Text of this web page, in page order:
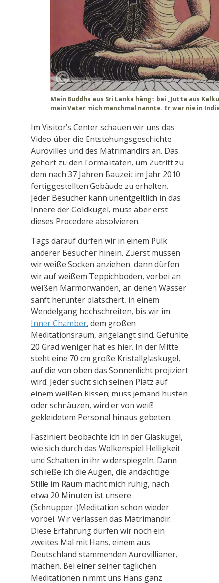
Mein Buddha aus Sri Lanka hängt bei „Jutta aus
mein Vater mich manchmal nannte. Er war nie in
Im Visitor’s Center schauen wir uns das
Video über die Entstehungsgeschichte
Aurovilles und des Matrimandirs an. Das
gehört zu den Formalitäten, um Zutritt zu
dem nach 37 Jahren Bauzeit im Jahr 2010
fertiggestellten Gebäude zu erhalten.
Jeder Besucher kann unentgeltlich in das
Innere der Goldkugel, muss aber erst
dieses Procedere absolvieren.
Tags darauf dürfen wir in einem Pulk
anderer Besucher hinein. Zuerst müssen
wir weiße Socken anziehen, dann dürfen
wir auf weißem Teppichboden, vorbei an
weißen Marmorwänden, an denen Wasser
sanft herunter plätschert, in einem
Wendelgang hochschreiten, bis wir im
Inner Chamber, dem großen
Meditationsraum, angelangt sind. Gefühlte
20 Grad weniger hat es hier. In der Mitte
steht eine 70 cm große Kristallglaskugel,
auf die von oben das Sonnenlicht projiziert
wird. Jeder sucht sich seinen Platz auf
einem weißen Kissen; muss jemand husten
oder schnäuzen, wird er von weiß
gekleidetem Personal hinaus gebeten.
Fasziniert beobachte ich in der Glaskugel,
wie sich durch das Wolkenspiel Helligkeit
und Schatten in ihr widerspiegeln. Dann
schließe ich die Augen, die andächtige
Stille im Raum macht mich ruhig, nach
etwa 20 Minuten ist unsere
(Schnupper-)Meditation schon wieder
vorbei. Wir verlassen das Matrimandir.
Diese Erfahrung dürfen wir noch ein
zweites Mal mit Hans, einem aus
Deutschland stammenden Aurovillianer,
machen. Bei einer seiner täglichen
Meditationen nimmt uns Hans ganz